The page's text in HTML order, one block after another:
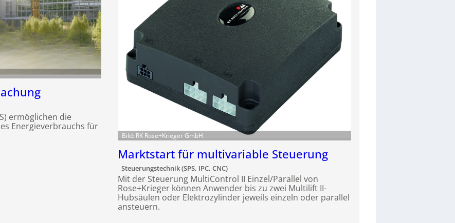
ermöglichen die
Energieverbrauchs für
Bild: RK Rose+Krieger GmbH
Marktstart für multivariable Steuerung
Steuerungstechnik (SPS, IPC, CNC)
Mit der Steuerung MultiControl II Einzel/Parallel von
Rose+Krieger können Anwender bis zu zwei Multilift II-
Hubsäulen oder Elektrozylinder jeweils einzeln oder parallel
ansteuern.